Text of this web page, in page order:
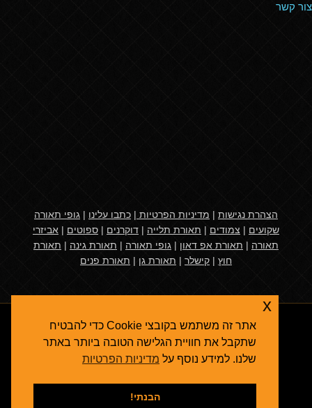
צור קשר
הצהרת נגישות | מדיניות הפרטיות | כתבו עלינו | גופי תאורה
שקועים | צמודים | תאורת תלייה | דוקרנים | ספוטים | אביזרי
תאורה | תאורת אפ דאון | גופי תאורה | תאורת גינה | תאורת
חוץ | קישלר | תאורת גן | תאורת פנים
קידום אתרים בגוגל
אתר זה משתמש בקובצי Cookie כדי להבטיח
שתקבל את חוויית הגלישה הטובה ביותר באתר
שלנו. למידע נוסף על מדיניות הפרטיות
הבנתי!
x